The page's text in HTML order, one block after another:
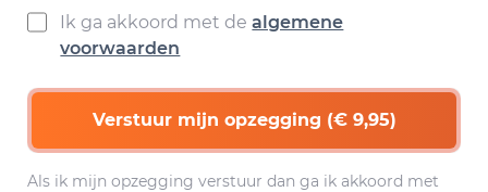
Ik ga akkoord met dealgemene
voorwaarden
Verstuur mijn opzegging (€ 9,95)
Als ik mijn opzegging verstuur dan ga ik akkoord met